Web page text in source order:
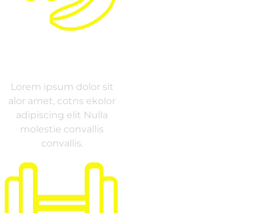
Lorem ipsum dolor sit
alor amet, cotns ekolor
adipiscing elit Nulla
molestie convallis
convallis.